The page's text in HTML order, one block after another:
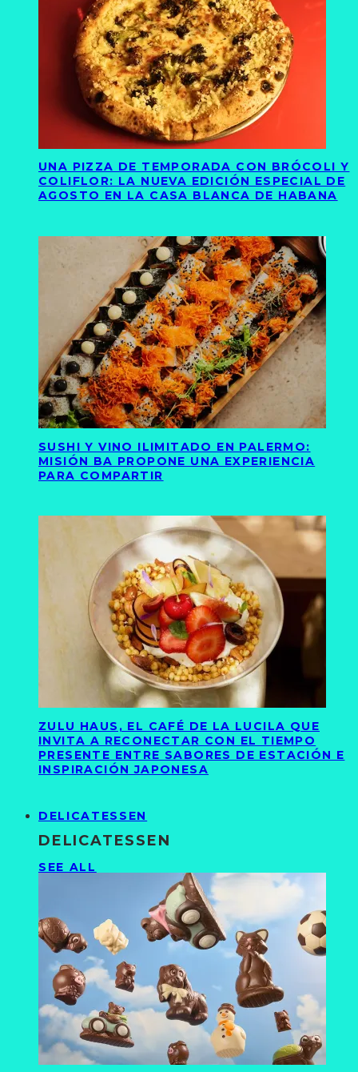
UNA PIZZA DE TEMPORADA CON BRÓCOLI Y
COLIFLOR: LA NUEVA EDICIÓN ESPECIAL DE
AGOSTO EN LA CASA BLANCA DE HABANA
SUSHI Y VINO ILIMITADO EN PALERMO:
MISIÓN BA PROPONE UNA EXPERIENCIA
PARA COMPARTIR
ZULU HAUS, EL CAFÉ DE LA LUCILA QUE
INVITA A RECONECTAR CON EL TIEMPO
PRESENTE ENTRE SABORES DE ESTACIÓN E
INSPIRACIÓN JAPONESA
DELICATESSEN
DELICATESSEN
SEE ALL